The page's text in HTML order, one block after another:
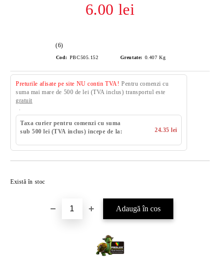
6.00 lei
(6)
Cod: PBC505.152 Greutate: 0.407 Kg
Preturile afisate pe site NU contin TVA! Pentru comenzi cu
suma mai mare de 500 de lei (TVA inclus) transportul este
gratuit
Taxa curier pentru comenzi cu suma
sub 500 lei (TVA inclus) incepe de la:
24.35 lei
Există în stoc